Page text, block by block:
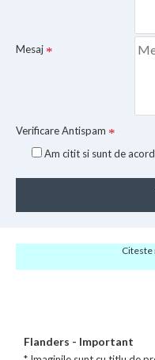
Mesaj
Verificare Antispam
Am citit si sunt de
Citeste
Flanders - Important